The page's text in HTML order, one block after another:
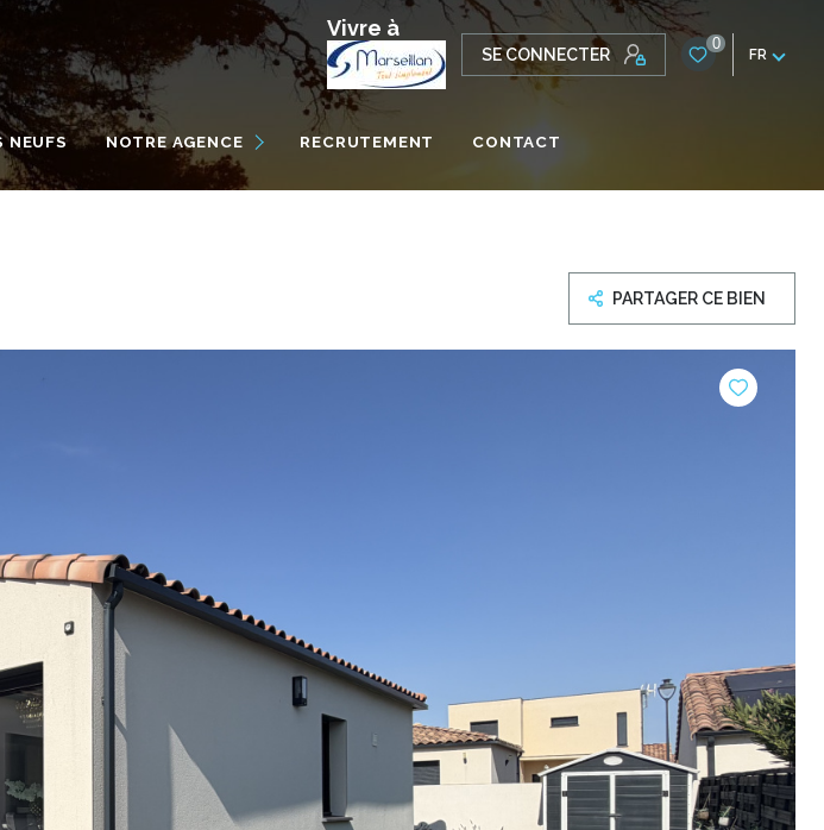
Vivre à
SE CONNECTER
0
FR
NEUFS NOTRE AGENCE
NOUS DÉCOUVRIR
NOS ENGAGEMENTS
NOTRE ÉQUIPE INTERNATIONALE
RECRUTEMENT CONTACT
PARTAGER CE BIEN